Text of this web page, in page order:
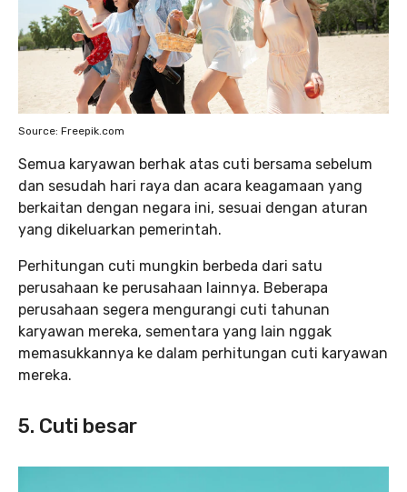
Source: Freepik.com
Semua karyawan berhak atas cuti bersama sebelum
dan sesudah hari raya dan acara keagamaan yang
berkaitan dengan negara ini, sesuai dengan aturan
yang dikeluarkan pemerintah.
Perhitungan cuti mungkin berbeda dari satu
perusahaan ke perusahaan lainnya. Beberapa
perusahaan segera mengurangi cuti tahunan
karyawan mereka, sementara yang lain nggak
memasukkannya ke dalam perhitungan cuti karyawan
mereka.
5. Cuti besar